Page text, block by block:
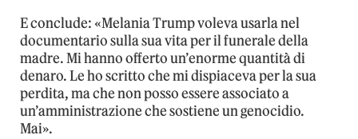
E conclude: «Melania Trump voleva usarla nel
documentario sulla sua vita per il funerale della
madre. Mi hanno offerto un’enorme quantità di
denaro. Le ho scritto che mi dispiaceva per la sua
perdita, ma che non posso essere associato a
un’amministrazione che sostiene un genocidio.
Mai».